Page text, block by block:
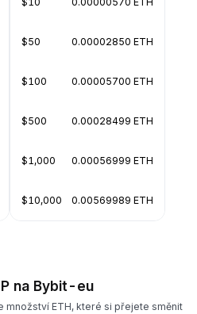
$50 0.00002850 ETH
$100 0.00005700 ETH
$500 0.00028499 ETH
$1,000 0.00056999 ETH
$10,000 0.00569989 ETH
na Bybit-eu
množství ETH, které si přejete směnit